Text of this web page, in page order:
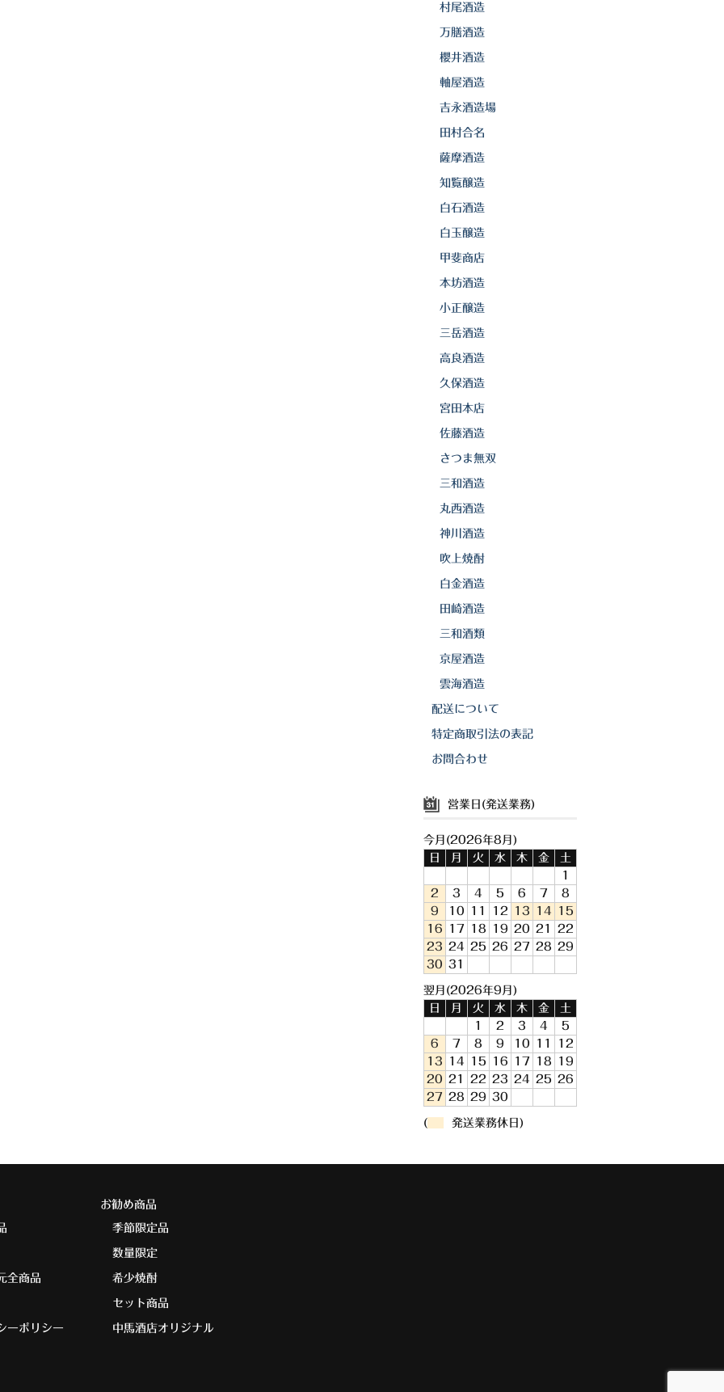
村尾酒造
万膳酒造
櫻井酒造
軸屋酒造
吉永酒造場
田村合名
薩摩酒造
知覧醸造
白石酒造
白玉醸造
甲斐商店
本坊酒造
小正醸造
三岳酒造
高良酒造
久保酒造
宮田本店
佐藤酒造
さつま無双
三和酒造
丸西酒造
神川酒造
吹上焼酎
白金酒造
田崎酒造
三和酒類
京屋酒造
雲海酒造
配送について
特定商取引法の表記
お問合わせ
営業日(発送業務)
今月(2026年8月)
日
月 火 水 木 金
土
1
2
3 4 5 6 7
8
9
10 11 12 13 14
15
16
17 18 19 20 21
22
23 24 25 26 27 28 29
30 31
翌月(2026年9月)
日
月 火 水 木 金
土
1
2 3 4
5
6
7 8 9 10 11
12
13
14 15 16 17 18
19
20 21 22 23 24 25 26
27 28 29 30
( 発送業務休日)
全商品
ーポリシー
お勧め商品
季節限定品
数量限定
希少焼酎
セット商品
中馬酒店オリジナル